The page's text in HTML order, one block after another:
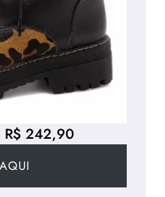
R$ 242,90